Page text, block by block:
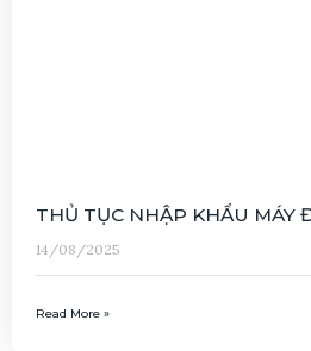
THỦ TỤC NHẬP KHẨU MÁY
14/08/2025
Read More »